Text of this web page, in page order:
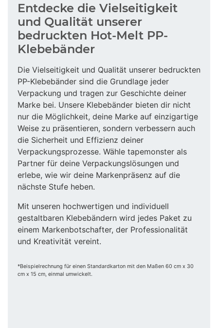
Entdecke die Vielseitigkeit
und Qualität unserer
bedruckten Hot-Melt PP-
Klebebänder
Die Vielseitigkeit und Qualität unserer bedruckten
PP-Klebebänder sind die Grundlage jeder
Verpackung und tragen zur Geschichte deiner
Marke bei. Unsere Klebebänder bieten dir nicht
nur die Möglichkeit, deine Marke auf einzigartige
Weise zu präsentieren, sondern verbessern auch
die Sicherheit und Effizienz deiner
Verpackungsprozesse. Wähle tapemonster als
Partner für deine Verpackungslösungen und
erlebe, wie wir deine Markenpräsenz auf die
nächste Stufe heben.
Mit unseren hochwertigen und individuell
gestaltbaren Klebebändern wird jedes Paket zu
einem Markenbotschafter, der Professionalität
und Kreativität vereint.
*Beispielrechnung für einen Standardkarton mit den Maßen 60 cm x 30
cm x 15 cm, einmal umwickelt.